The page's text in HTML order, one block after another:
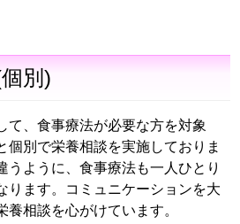
別)
て、食事療法が必要な方を対象
個別で栄養相談を実施しておりま
うように、食事療法も一人ひとり
ります。コミュニケーションを大
相談を心がけています。